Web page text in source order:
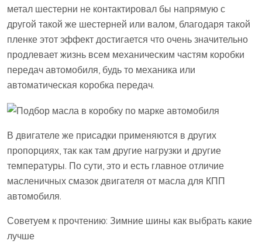
метал шестерни не контактировал бы напрямую с
другой такой же шестерней или валом, благодаря такой
пленке этот эффект достигается что очень значительно
продлевает жизнь всем механическим частям коробки
передач автомобиля, будь то механика или
автоматическая коробка передач.
В двигателе же присадки применяются в других
пропорциях, так как там другие нагрузки и другие
температуры. По сути, это и есть главное отличие
масленичных смазок двигателя от масла для КПП
автомобиля.
Советуем к прочтению: Зимние шины как выбрать какие
лучше